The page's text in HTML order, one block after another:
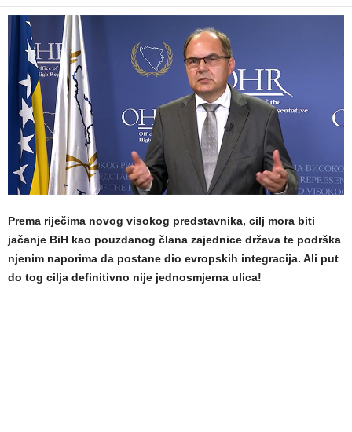
Prema riječima novog visokog predstavnika, cilj mora biti
jačanje BiH kao pouzdanog člana zajednice država te podrška
njenim naporima da postane dio evropskih integracija. Ali put
do tog cilja definitivno nije jednosmjerna ulica!